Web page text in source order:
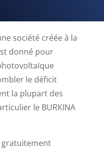
société créée à la
donné pour
le déficit
la plupart des
le BURKINA
gratuitement